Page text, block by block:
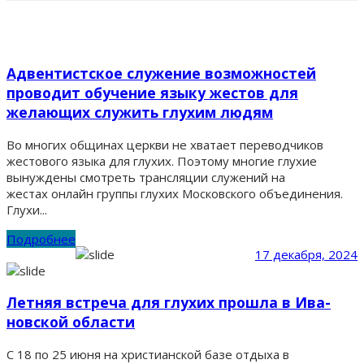
Адвентистское служение возможностей
проводит обучение языку жестов для
желающих служить глухим людям
Во многих общинах церкви не хватает переводчиков
жестового языка для глухих. Поэтому многие глухие
вынуждены смотреть трансляции служений на
жестах онлайн группы глухих Московского объединения.
Глухи...
Подробнее
17 декабря, 2024
Летняя встреча для глухих пр­ошла в Ива­
новской об­ласти
С 18 по 25 июня на христианской базе отд­ыха в